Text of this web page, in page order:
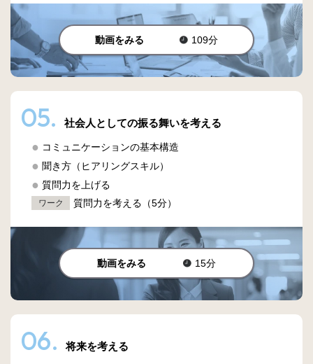
動画をみる 109分
05. 社会人としての振る舞いを考える
コミュニケーションの基本構造
聞き方（ヒアリングスキル）
質問力を上げる
ワーク 質問力を考える（5分）
動画をみる 15分
06. 将来を考える